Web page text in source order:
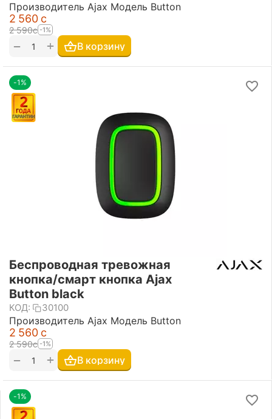
Производитель Ajax Модель Button
2 560 с
2 590с -1%
+
− В корзину
-1%
Беспроводная тревожная
кнопка/смарт кнопка Ajax
Button black
КОД: 30100
Производитель Ajax Модель Button
2 560 с
2 590с -1%
+
− В корзину
-1%